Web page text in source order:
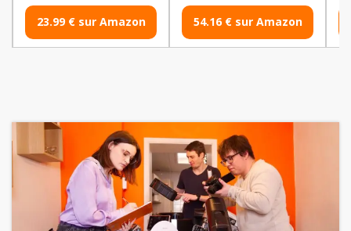
23.99 € sur Amazon 54.16 € sur Amazon